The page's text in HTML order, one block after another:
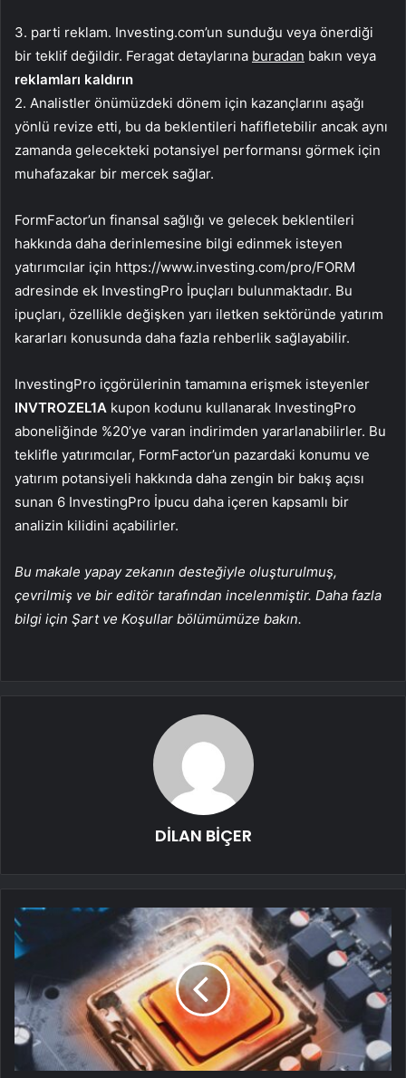
3. parti reklam. Investing.com’un sunduğu veya önerdiği
bir teklif değildir. Feragat detaylarına buradan bakın veya
reklamları kaldırın
2. Analistler önümüzdeki dönem için kazançlarını aşağı
yönlü revize etti, bu da beklentileri hafifletebilir ancak aynı
zamanda gelecekteki potansiyel performansı görmek için
muhafazakar bir mercek sağlar.
FormFactor’un finansal sağlığı ve gelecek beklentileri
hakkında daha derinlemesine bilgi edinmek isteyen
yatırımcılar için https://www.investing.com/pro/FORM
adresinde ek InvestingPro İpuçları bulunmaktadır. Bu
ipuçları, özellikle değişken yarı iletken sektöründe yatırım
kararları konusunda daha fazla rehberlik sağlayabilir.
InvestingPro içgörülerinin tamamına erişmek isteyenler
INVTROZEL1A kupon kodunu kullanarak InvestingPro
aboneliğinde %20’ye varan indirimden yararlanabilirler. Bu
teklifle yatırımcılar, FormFactor’un pazardaki konumu ve
yatırım potansiyeli hakkında daha zengin bir bakış açısı
sunan 6 InvestingPro İpucu daha içeren kapsamlı bir
analizin kilidini açabilirler.
Bu makale yapay zekanın desteğiyle oluşturulmuş,
çevrilmiş ve bir editör tarafından incelenmiştir. Daha fazla
bilgi için Şart ve Koşullar bölümümüze bakın.
DİLAN BİÇER